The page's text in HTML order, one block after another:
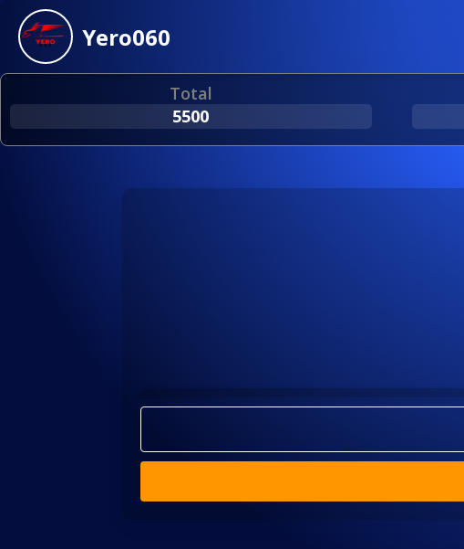
Yero060
Total
5500